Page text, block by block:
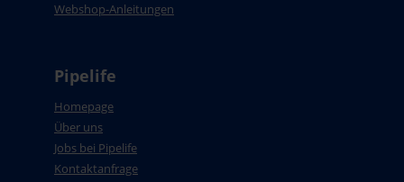
Webshop-Anleitungen
Pipelife
Homepage
Über uns
Jobs bei Pipelife
Kontaktanfrage